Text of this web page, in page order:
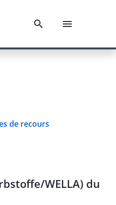
de recours
WELLA) du